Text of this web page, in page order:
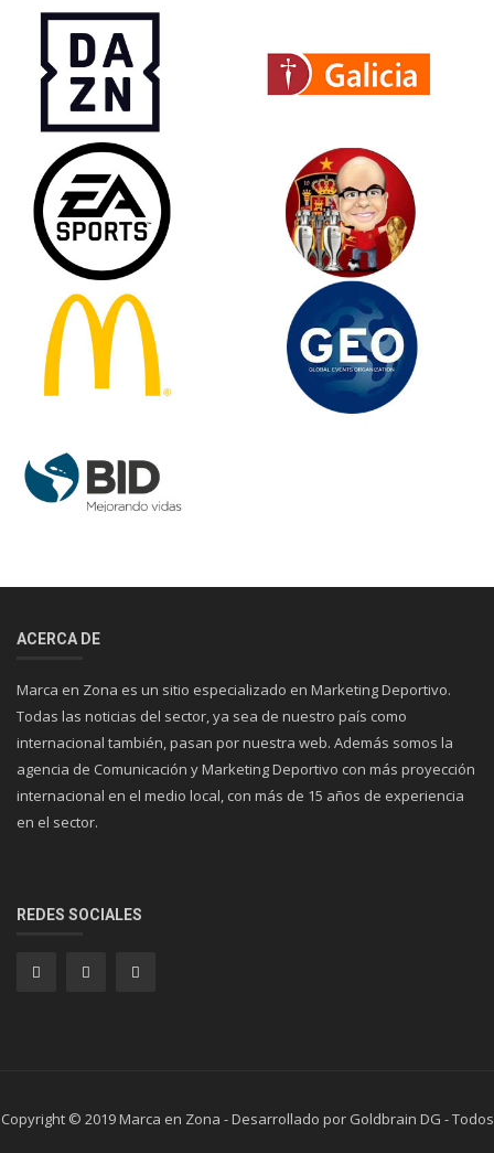
ACERCA DE
Marca en Zona es un sitio especializado en Marketing Deportivo.
Todas las noticias del sector, ya sea de nuestro país como
internacional también, pasan por nuestra web. Además somos la
agencia de Comunicación y Marketing Deportivo con más proyección
internacional en el medio local, con más de 15 años de experiencia
en el sector.
REDES SOCIALES
Copyright © 2019 Marca en Zona - Desarrollado por Goldbrain DG - Todos